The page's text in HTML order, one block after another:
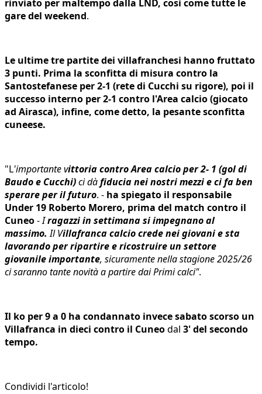
rinviato per maltempo dalla LND, così come tutte le
gare del weekend.
Le ultime tre partite dei villafranchesi hanno fruttato
3 punti. Prima la sconfitta di misura contro la
Santostefanese per 2-1 (rete di Cucchi su rigore), poi il
successo interno per 2-1 contro l'Area calcio (giocato
ad Airasca), infine, come detto, la pesante sconfitta
cuneese.
"L'importante vittoria contro Area calcio per 2- 1 (gol di
Baudo e Cucchi)ci dàfiducia nei nostri mezzi e ci fa ben
sperare per il futuro. - ha spiegato il responsabile
Under 19 Roberto Morero, prima del match contro il
Cuneo-Iragazzi in settimana si impegnano al
massimo. Il Villafranca calcio crede nei giovani e sta
lavorando per ripartire e ricostruire un settore
giovanile importante, sicuramente nella stagione 2025/26
ci saranno tante novità a partire dai Primi calci".
Il ko per 9 a 0 ha condannato invece sabato scorso un
Villafranca in dieci contro il Cuneodal 3' del secondo
tempo.
Condividi l'articolo!